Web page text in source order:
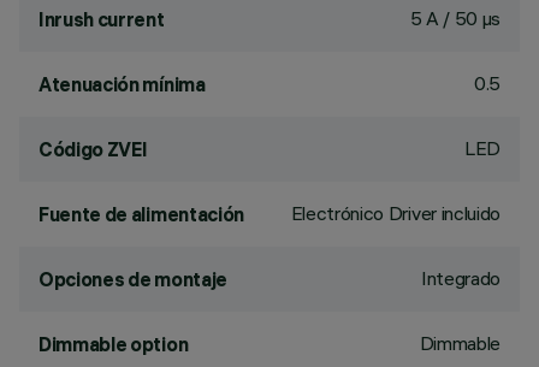
Inrush current 5 A / 50 µs
Atenuación mínima 0.5
Código ZVEI LED
Fuente de alimentación Electrónico Driver incluido
Opciones de montaje Integrado
Dimmable option Dimmable